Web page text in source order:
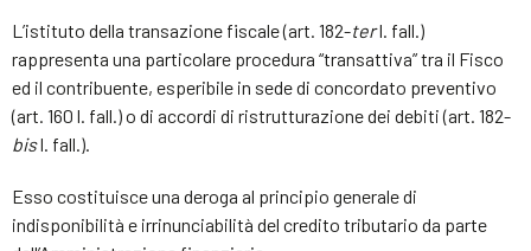
L’istituto della transazione fiscale (art. 182-terl. fall.)
rappresenta una particolare procedura “transattiva” tra il Fisco
ed il contribuente, esperibile in sede di concordato preventivo
(art. 160 l. fall.) o di accordi di ristrutturazione dei debiti (art. 182-
bisl. fall.).
Esso costituisce una deroga al principio generale di
indisponibilità e irrinunciabilità del credito tributario da parte